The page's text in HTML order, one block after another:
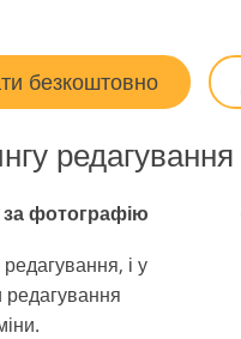
безкоштовно
за фотографію
і у
редагування